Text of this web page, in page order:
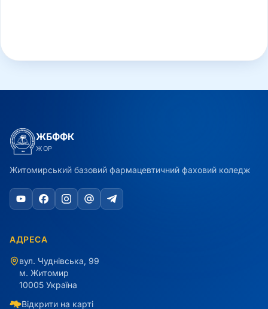
ЖБФФК
ЖОР
Житомирський базовий фармацевтичний фаховий коледж
АДРЕСА
вул. Чуднівська, 99
м. Житомир
10005 Україна
Відкрити на карті